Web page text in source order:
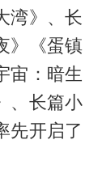
湾》、长
》《蛋镇
宙：暗生
、长篇小
先开启了